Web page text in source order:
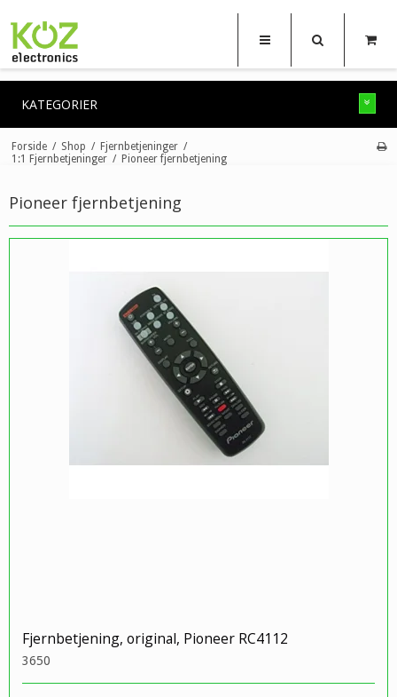
KATEGORIER
Forside / Shop / Fjernbetjeninger /
1:1 Fjernbetjeninger / Pioneer fjernbetjening
Pioneer fjernbetjening
Fjernbetjening, original, Pioneer RC4112
3650